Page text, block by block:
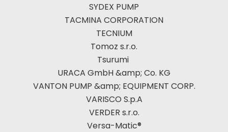
SYDEX PUMP
TACMINA CORPORATION
TECNIUM
Tomoz s.r.o.
Tsurumi
URACA GmbH &amp; Co. KG
VANTON PUMP &amp; EQUIPMENT CORP.
VARISCO S.p.A
VERDER s.r.o.
Versa-Matic®